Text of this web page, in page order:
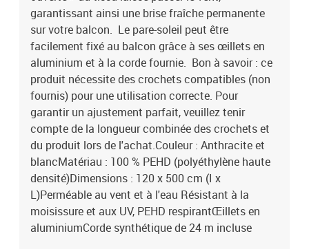
garantissant ainsi une brise fraîche permanente
sur votre balcon. Le pare-soleil peut être
facilement fixé au balcon grâce à ses œillets en
aluminium et à la corde fournie. Bon à savoir : ce
produit nécessite des crochets compatibles (non
fournis) pour une utilisation correcte. Pour
garantir un ajustement parfait, veuillez tenir
compte de la longueur combinée des crochets et
du produit lors de l'achat.Couleur : Anthracite et
blancMatériau : 100 % PEHD (polyéthylène haute
densité)Dimensions : 120 x 500 cm (I x
L)Perméable au vent et à l'eau Résistant à la
moisissure et aux UV, PEHD respirantŒillets en
aluminiumCorde synthétique de 24 m incluse